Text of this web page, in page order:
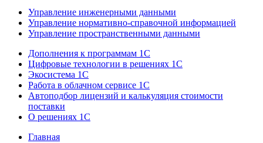
Управление инженерными данными
Управление нормативно-справочной информацией
Управление пространственными данными
Дополнения к программам 1С
Цифровые технологии в решениях 1С
Экосистема 1С
Работа в облачном сервисе 1С
Автоподбор лицензий и калькуляция стоимости
поставки
О решениях 1С
Главная